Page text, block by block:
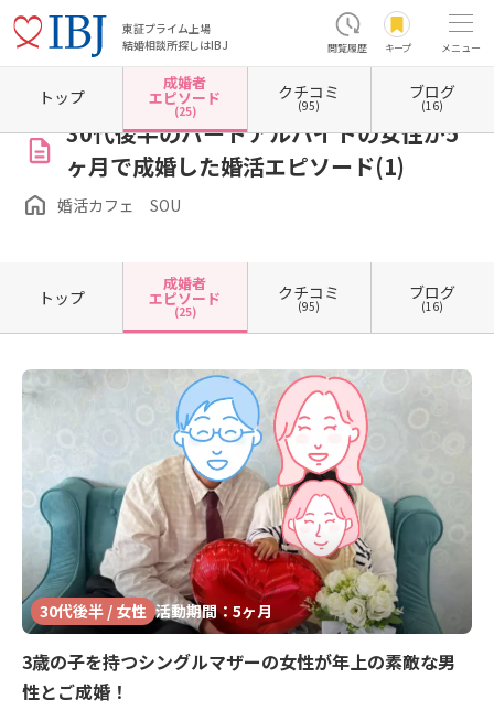
東証プライム上場
結婚相談所探しはIBJ
閲覧履歴 キープ メニュー
ホーム 沖縄県の結婚相談所 婚活カフェ SOU 成婚者エピソード一覧 成婚者エピソ
30代後半のパートアルバイトの女性が5
ヶ月で成婚した婚活エピソード(1)
婚活カフェ SOU
トップ
成婚者
エピソード
(25)
クチコミ
(95)
ブログ
(16)
トップ
成婚者
エピソード
(25)
クチコミ
(95)
ブログ
(16)
30代後半 / 女性 活動期間：5ヶ月
3歳の子を持つシングルマザーの女性が年上の素敵な男
性とご成婚！